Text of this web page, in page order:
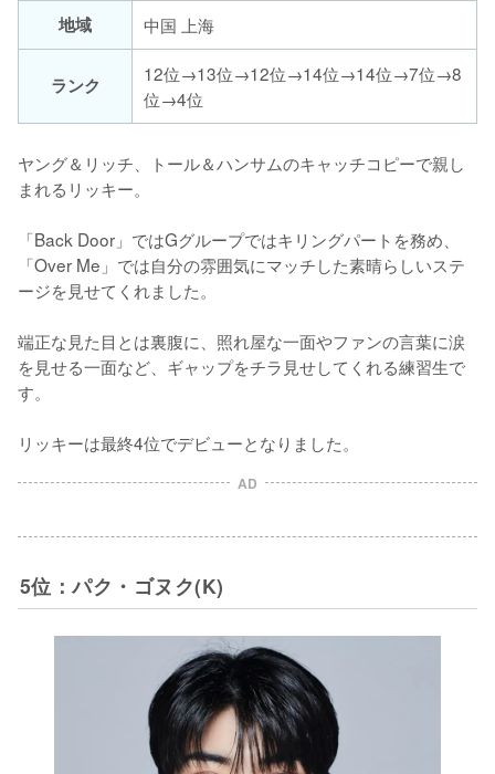
地域
中国 上海
ランク
12位→13位→12位→14位→14位→7位→8
位→4位
ヤング＆リッチ、トール＆ハンサムのキャッチコピーで親し
まれるリッキー。
「Back Door」ではGグループではキリングパートを務め、
「Over Me」では自分の雰囲気にマッチした素晴らしいステ
ージを見せてくれました。
端正な見た目とは裏腹に、照れ屋な一面やファンの言葉に涙
を見せる一面など、ギャップをチラ見せしてくれる練習生で
す。
リッキーは最終4位でデビューとなりました。
AD
5位：パク・ゴヌク(K)